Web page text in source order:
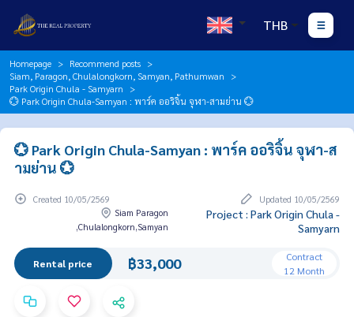
THB
Homepage
Recommend posts
Siam, Paragon, Chulalongkorn, Samyan, Pathumwan
Park Origin Chula - Samyarn
💮 Park Origin Chula-Samyan : พาร์ค ออริจิ้น จุฬา-สามย่าน 💮
💮 Park Origin Chula-Samyan : พาร์ค ออริจิ้น จุฬา-ส
ามย่าน 💮
Created 10/05/2569
Updated 10/05/2569
Siam Paragon
,Chulalongkorn,Samyan
Project : Park Origin Chula -
Samyarn
Rental price ฿33,000
Contract
12 Month